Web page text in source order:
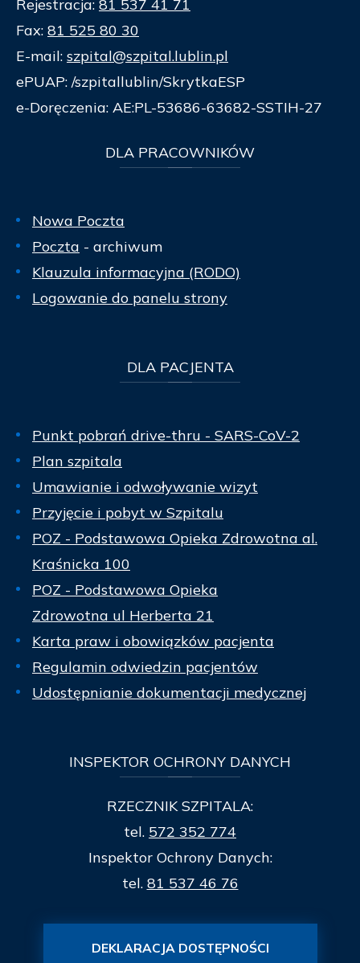
Rejestracja: 81 537 41 71
Fax: 81 525 80 30
E-mail: szpital@szpital.lublin.pl
ePUAP: /szpitallublin/SkrytkaESP
e-Doręczenia: AE:PL-53686-63682-SSTIH-27
DLA PRACOWNIKÓW
Nowa Poczta
Poczta - archiwum
Klauzula informacyjna (RODO)
Logowanie do panelu strony
DLAPACJENTA
Punkt pobrań drive-thru - SARS-CoV-2
Plan szpitala
Umawianie i odwoływanie wizyt
Przyjęcie i pobyt w Szpitalu
POZ - Podstawowa Opieka Zdrowotna al.
Kraśnicka 100
POZ - Podstawowa Opieka
Zdrowotna ul Herberta 21
Karta praw i obowiązków pacjenta
Regulamin odwiedzin pacjentów
Udostępnianie dokumentacji medycznej
INSPEKTOR OCHRONY DANYCH
RZECZNIK SZPITALA:
tel. 572 352 774
Inspektor Ochrony Danych:
tel. 81 537 46 76
DEKLARACJA DOSTĘPNOŚCI